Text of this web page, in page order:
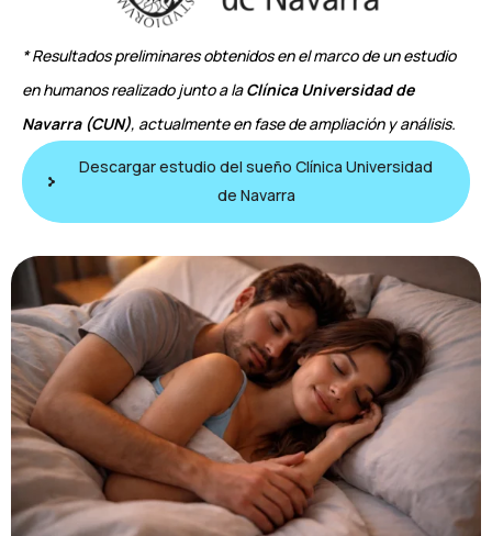
* Resultados preliminares obtenidos en el marco de un estudio
en humanos realizado junto a laClínica Universidad de
Navarra (CUN), actualmente en fase de ampliación y análisis.
Descargar estudio del sueño Clínica Universidad
de Navarra